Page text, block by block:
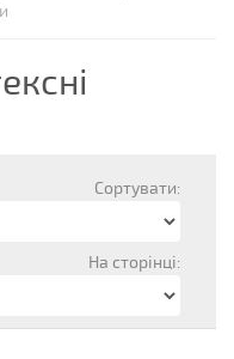
Сортувати:
На сторінці: